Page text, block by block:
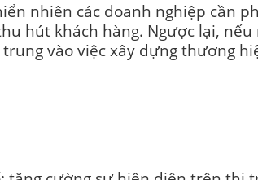
nhiên các doanh nghiệp cần
hút khách hàng. Ngược lại,
vào việc xây dựng thương